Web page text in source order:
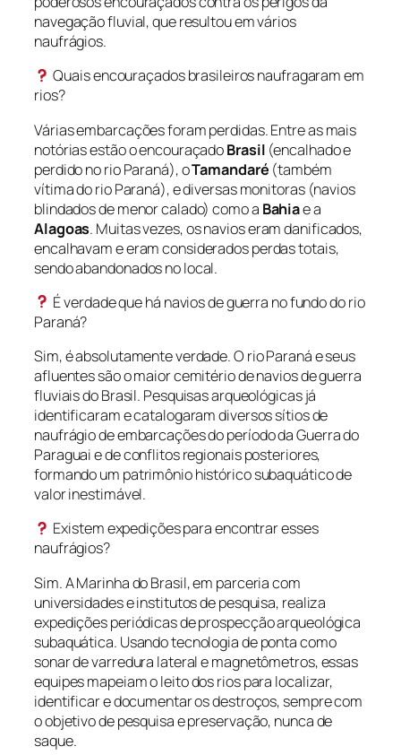
navegação fluvial, que resultou em vários
naufrágios.
Quais encouraçados brasileiros naufragaram em
rios?
Várias embarcações foram perdidas. Entre as mais
notórias estão o encouraçadoBrasil (encalhado e
perdido no rio Paraná), oTamandaré (também
vítima do rio Paraná), e diversas monitoras (navios
blindados de menor calado) como a Bahiae a
Alagoas. Muitas vezes, os navios eram danificados,
encalhavam e eram considerados perdas totais,
sendo abandonados no local.
É verdade que há navios de guerra no fundo do rio
Paraná?
Sim, é absolutamente verdade. O rio Paraná e seus
afluentes são o maior cemitério de navios de guerra
fluviais do Brasil. Pesquisas arqueológicas já
identificaram e catalogaram diversos sítios de
naufrágio de embarcações do período da Guerra do
Paraguai e de conflitos regionais posteriores,
formando um patrimônio histórico subaquático de
valor inestimável.
Existem expedições para encontrar esses
naufrágios?
Sim. A Marinha do Brasil, em parceria com
universidades e institutos de pesquisa, realiza
expedições periódicas de prospecção arqueológica
subaquática. Usando tecnologia de ponta como
sonar de varredura lateral e magnetômetros, essas
equipes mapeiam o leito dos rios para localizar,
identificar e documentar os destroços, sempre com
o objetivo de pesquisa e preservação, nunca de
saque.